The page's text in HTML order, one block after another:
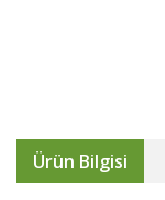
Ürün Bilgisi